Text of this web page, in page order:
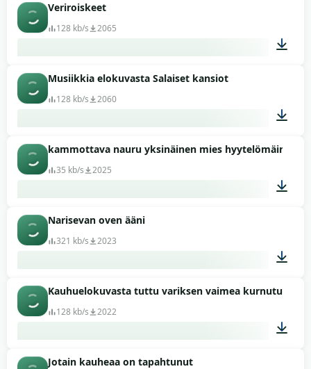
Veriroiskeet
128 kb/s 2065
Musiikkia elokuvasta Salaiset kansiot
128 kb/s 2060
00:25
kammottava nauru yksinäinen mies hyytelömäinen
35 kb/s 2025
Narisevan oven ääni
321 kb/s 2023
00:14
Kauhuelokuvasta tuttu variksen vaimea kurnutusääni
128 kb/s 2022
Jotain kauheaa on tapahtunut